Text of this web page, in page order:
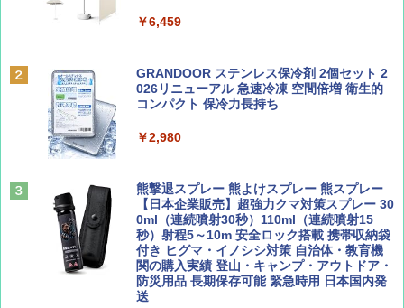
誌] (ＤＩＳＮＥＹ ＦＡＮ)
￥713
￥1,540
Coyote No.89 特集 星野道夫 夢見る旅
力的な町 2026～2027 地球の歩き方D アジア
￥2,079
球の歩き方A ヨーロッパ
￥2,479
A26 地球の歩き方 チェコ ポーランド スロヴ
ァキア 2026～2027 地球の歩き方A ヨーロッ
PYKES PEAK (パイクスピーク) 着替えテン
ト プライバシー テント 【中が透けない】 1
ーチ ピクニック ポップアップテント 携帯 簡
￥4,836
ENDLESS BASE 《めざましテレビで紹介》
テント ワンタッチ RENEW 幅200 2-3人用 43
500002(88859)
￥5,999
￥6,459
GRANDOOR ステンレス保冷剤 2個セット 2
026リニューアル 急速冷凍 空間倍増 衛生的
コンパクト 保冷力長持ち
￥2,980
熊撃退スプレー 熊よけスプレー 熊スプレー
【日本企業販売】超強力クマ対策スプレー 30
0ml（連続噴射30秒）110ml（連続噴射15
秒）射程5～10m 安全ロック搭載 携帯収納袋
付き ヒグマ・イノシシ対策 自治体・教育機
関の購入実績 登山・キャンプ・アウトドア・
防災用品 長期保存可能 緊急時用 日本国内発
送